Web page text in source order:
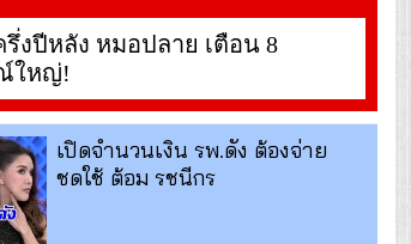
รึ่งปีหลัง หมอปลาย เตือน 8
ใหญ่!
เปิดจำนวนเงิน รพ.ดัง ต้องจ่าย
ชดใช้ ต้อม รชนีกร